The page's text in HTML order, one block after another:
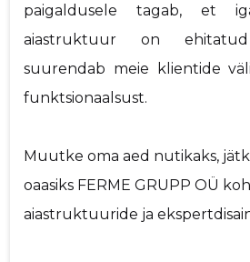
paigaldusele tagab, et
aiastruktuur on
suurendab meie klientide
funktsionaalsust.
Muutke oma aed nutikaks,
oaasiks FERME GRUPP OÜ
aiastruktuuride ja